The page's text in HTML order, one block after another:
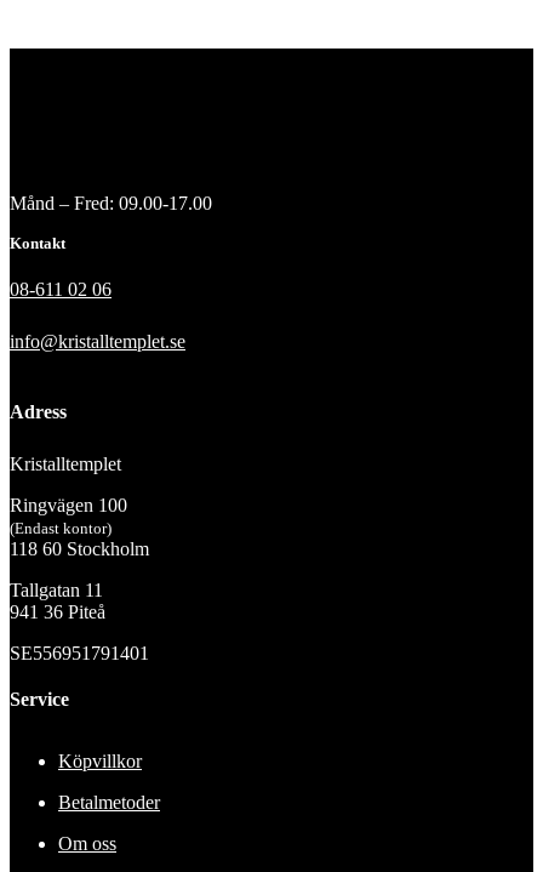
Månd – Fred: 09.00-17.00
Kontakt
08-611 02 06
info@kristalltemplet.se
Adress
Kristalltemplet
Ringvägen 100
(Endast kontor)
118 60 Stockholm
Tallgatan 11
941 36 Piteå
SE556951791401
Service
Köpvillkor
Betalmetoder
Om oss